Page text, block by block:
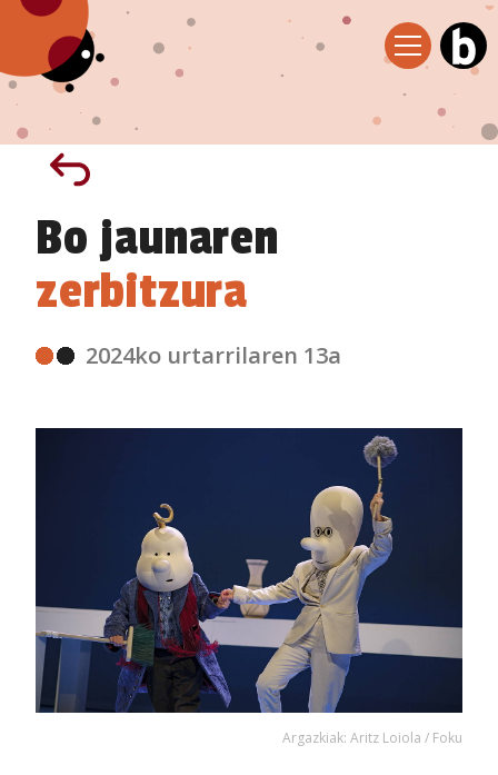
Bo jaunaren
zerbitzura
2024ko urtarrilaren 13a
Argazkiak: Aritz Loiola / Foku